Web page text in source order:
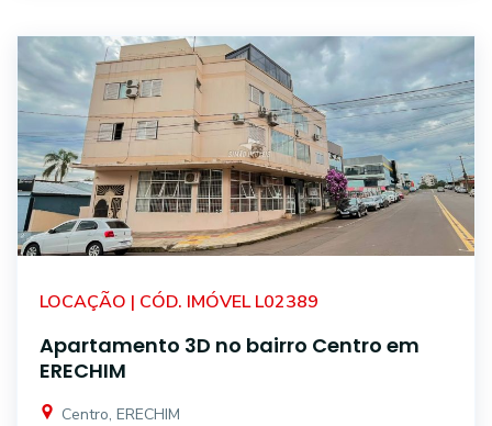
LOCAÇÃO | CÓD. IMÓVEL L02389
Apartamento 3D no bairro Centro em
ERECHIM
Centro, ERECHIM